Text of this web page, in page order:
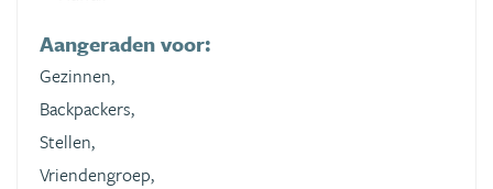
Aangeraden voor:
Gezinnen,
Backpackers,
Stellen,
Vriendengroep,